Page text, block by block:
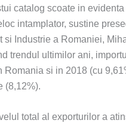
catalog scoate in
intamplator, sustine
si Industrie a Romaniei,
trendul ultimilor ani,
Romania si in 2018 (cu
(8,12%).
total al exporturilor a